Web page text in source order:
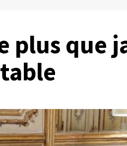
plus que